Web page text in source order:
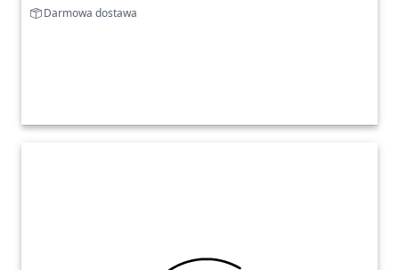
Darmowa dostawa